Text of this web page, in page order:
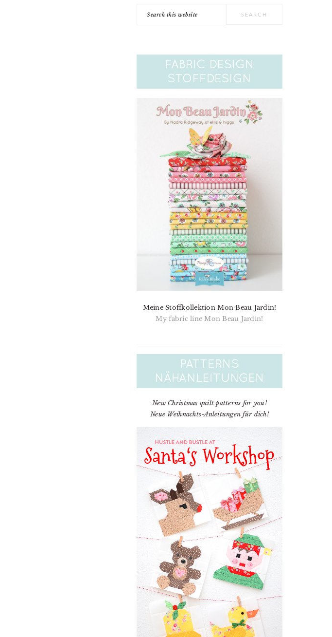
Meine Stoffkollektion Mon Beau Jardin!
My fabric line Mon Beau Jardin!
New Christmas quilt patterns for you!
Neue Weihnachts-Anleitungen für dich!